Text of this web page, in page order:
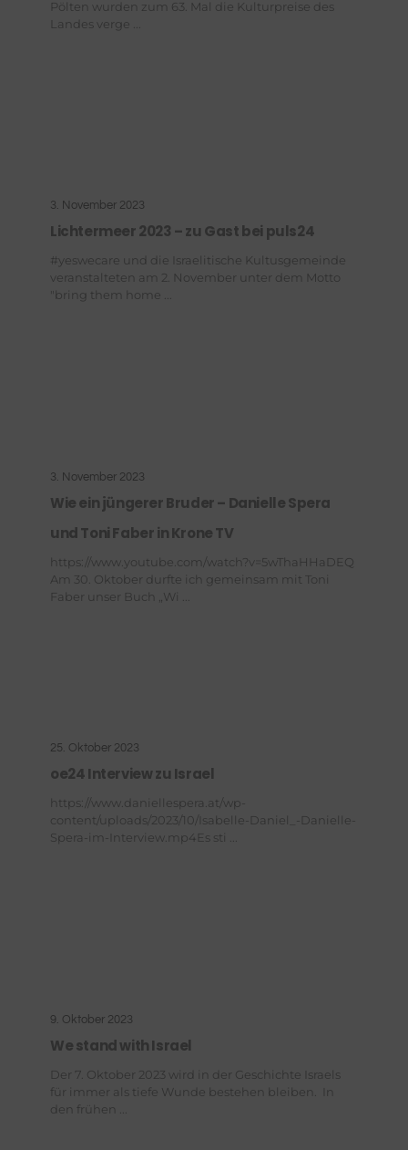
Pölten wurden zum 63. Mal die Kulturpreise des
Landes verge ...
3. November 2023
Lichtermeer 2023 – zu Gast bei puls24
#yeswecare und die Israelitische Kultusgemeinde
veranstalteten am 2. November unter dem Motto
"bring them home ...
3. November 2023
Wie ein jüngerer Bruder – Danielle Spera
und Toni Faber in Krone TV
https://www.youtube.com/watch?v=5wThaHHaDEQ
Am 30. Oktober durfte ich gemeinsam mit Toni
Faber unser Buch „Wi ...
25. Oktober 2023
oe24 Interview zu Israel
https://www.daniellespera.at/wp-
content/uploads/2023/10/Isabelle-Daniel_-Danielle-
Spera-im-Interview.mp4Es sti ...
9. Oktober 2023
We stand with Israel
Der 7. Oktober 2023 wird in der Geschichte Israels
für immer als tiefe Wunde bestehen bleiben. In
den frühen ...